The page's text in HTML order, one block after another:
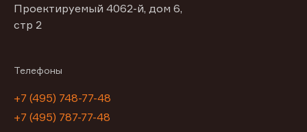
Проектируемый 4062-й, дом 6,
стр 2
Телефоны
+7 (495) 748-77-48
+7 (495) 787-77-48